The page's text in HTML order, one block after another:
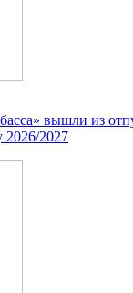
вышли из
2026/2027